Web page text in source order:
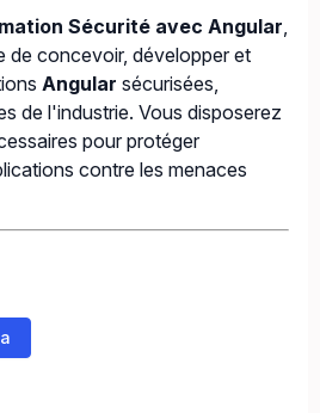
Sécurité avec Angular,
de concevoir, développer et
Angular sécurisées,
de l'industrie. Vous disposerez
pour protéger
contre les menaces